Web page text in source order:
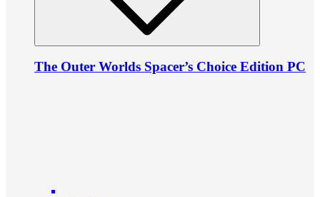
The Outer Worlds Spacer’s Choice Edition PC